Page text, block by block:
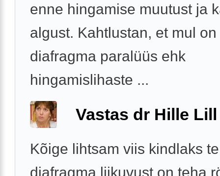
enne hingamise muutust ja
algust. Kahtlustan, et mul on
diafragma paralüüs ehk
hingamislihaste ...
Vastas dr Hille Lill
Kõige lihtsam viis kindlaks
diafragma liikuvust on teha